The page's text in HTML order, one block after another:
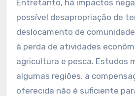
Entretanto, há impactos
possível desapropriação de
deslocamento de
à perda de atividades
agricultura e pesca. Estudos
algumas regiões, a
oferecida não é suficiente